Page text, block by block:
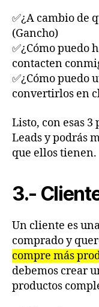
✅¿A cambio de
(Gancho)
✅¿Cómo puedo
contacten
✅¿Cómo puedo
convertirlos en
Listo, con esas 3
Leads y podrás
que ellos tienen.
3.-
Un cliente es
comprado y
compre más
debemos crear
productos